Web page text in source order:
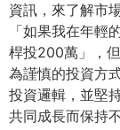
資訊， 來了解市
「如果我在年輕
桿投200萬」，
為謹慎的投資方
投資邏輯，並堅
共同成長而保持